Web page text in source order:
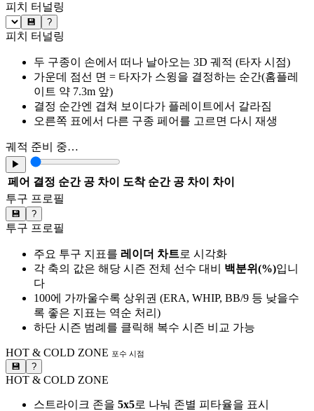
피치 터널링
💾 ?
피치 터널링
두 구종이 손에서 떠나 날아오는 3D 궤적 (타자 시점)
가운데 점선 면 = 타자가 스윙을 결정하는 순간(홈플레
이트 약 7.3m 앞)
결정 순간엔 겹쳐 보이다가 플레이트에서 갈라짐
오른쪽 표에서 다른 구종 페어를 고르면 다시 재생
궤적 준비 중…
▶
페어 결정 순간 공 차이 도착 순간 공 차이
차이
투구 프로필
💾 ?
투구 프로필
주요 투구 지표를 레이더 차트로 시각화
각 축의 값은 해당 시즌 전체 선수 대비 백분위(%)입니
다
100에 가까울수록 상위권 (ERA, WHIP, BB/9 등 낮을수
록 좋은 지표는 역순 처리)
하단 시즌 범례를 클릭해 복수 시즌 비교 가능
HOT & COLD ZONE 포수 시점
💾 ?
HOT & COLD ZONE
스트라이크 존을 5x5로 나눠 존별 피타율을 표시